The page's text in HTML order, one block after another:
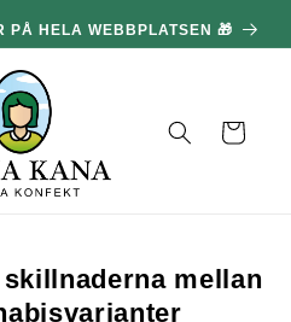
Korg
mellan